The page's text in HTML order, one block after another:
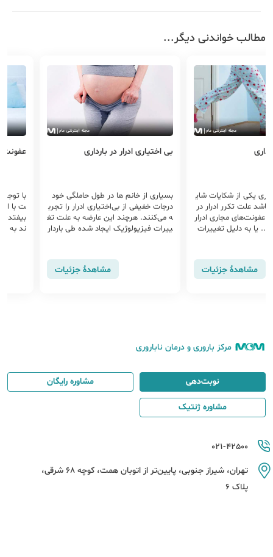
مطالب خواندنی دیگر...
یکی از شکایات شای
باشد علت تکرر ادرار در
از عفونت‌های مجاری ادرار
... یا به دلیل تغییرات
مشاهدهٔ جزئیات
بی اختیاری ادرار در بارداری
بسیاری از خانم ها در طول حاملگی خود
درجات خفیفی از بی‌اختیاری ادرار را تجرب
ه می‌کنند. هرچند این عارضه به علت تغ
ییرات فیزیولوژیک ایجاد شده طی باردار
مشاهدهٔ جزئیات
عفونت
با
ت با
بیفتد،
ند به
مرکز باروری و درمان ناباروری
021-42500
تهران، شیراز جنوبی، پایین‌تر از اتوبان همت، کوچه 68 شرقی،
پلاک 6
نوبت‌دهی مشاوره رایگان
مشاوره ژنتیک